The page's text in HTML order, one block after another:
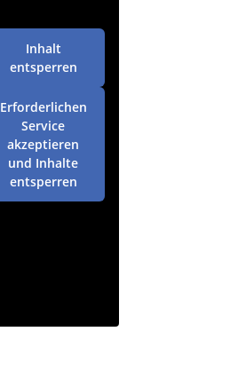
Inhalt
entsperren
Erforderlichen
Service
akzeptieren
und Inhalte
entsperren